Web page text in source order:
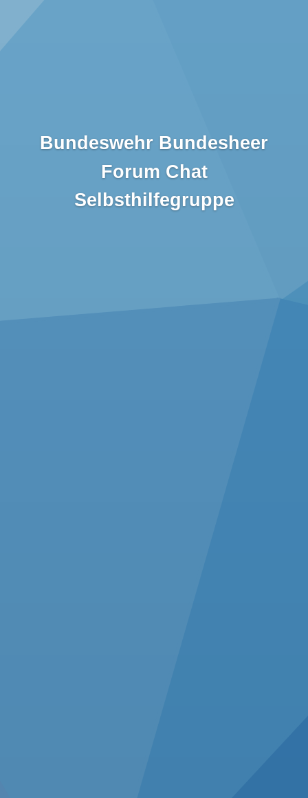
Bundeswehr Bundesheer
Forum Chat
Selbsthilfegruppe